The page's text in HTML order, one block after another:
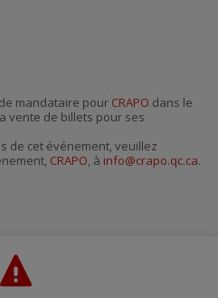
mandataire pour CRAPO dans le
vente de billets pour ses
de cet événement, veuillez
CRAPO, à info@crapo.qc.ca.